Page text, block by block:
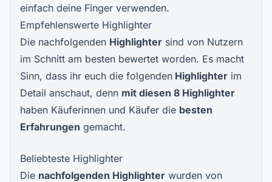
einfach deine Finger verwenden.
Empfehlenswerte Highlighter
Die nachfolgenden Highlighter sind von Nutzern
im Schnitt am besten bewertet worden. Es macht
Sinn, dass ihr euch die folgenden Highlighter im
Detail anschaut, denn mit diesen 8 Highlighter
haben Käuferinnen und Käufer die besten
Erfahrungen gemacht.
Beliebteste Highlighter
Die nachfolgenden Highlighter wurden von